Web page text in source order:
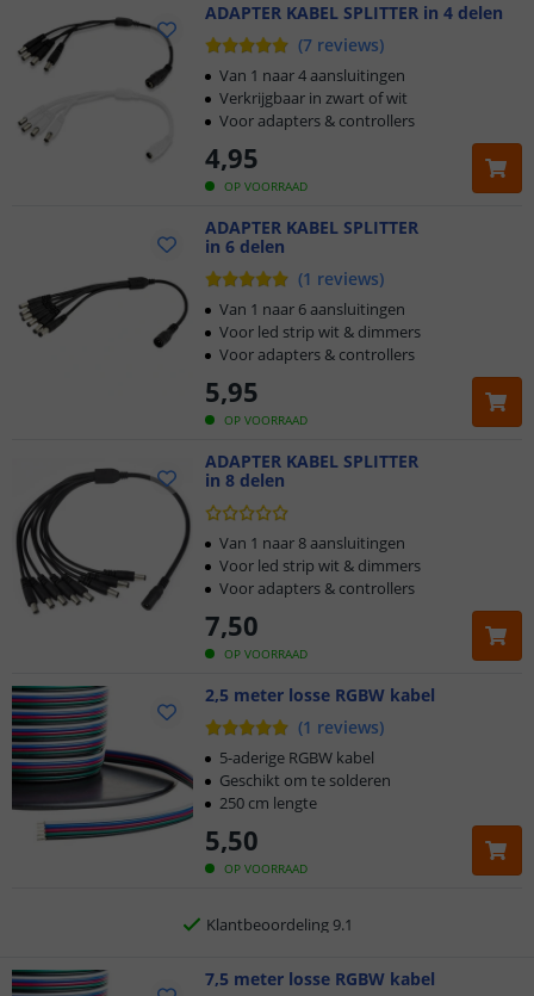
ADAPTER KABEL SPLITTER in 4 delen
(7 reviews)
OP VOORRAAD
4,95
Van 1 naar 4 aansluitingen
Verkrijgbaar in zwart of wit
Voor adapters & controllers
ADAPTER KABEL SPLITTER
in 6 delen
(1 reviews)
OP VOORRAAD
5,95
Van 1 naar 6 aansluitingen
Voor led strip wit & dimmers
Voor adapters & controllers
ADAPTER KABEL SPLITTER
in 8 delen
OP VOORRAAD
7,50
Van 1 naar 8 aansluitingen
Voor led strip wit & dimmers
Voor adapters & controllers
2,5 meter losse RGBW kabel
(1 reviews)
OP VOORRAAD
5,50
5-aderige RGBW kabel
Geschikt om te solderen
250 cm lengte
Klantbeoordeling 9.1
Voor 23:45 uur besteld,morgen in huis
5 jaar garantie
Gratis verzending vanaf € 20,-
Klantbeoordeling 9.1
Voor 23:45 uur besteld,morgen in huis
7,5 meter losse RGBW kabel